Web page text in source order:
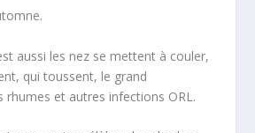
aussi les nez se mettent à couler,
qui toussent, le grand
rhumes et autres infections ORL.